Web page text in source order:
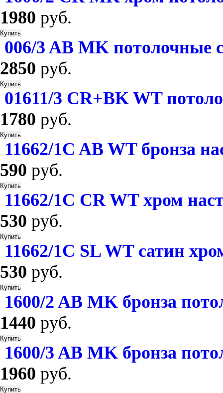
1980 руб.
006/3 AB MK потолочные
2850 руб.
01611/3 CR+BK WT
1780 руб.
11662/1C AB WT бронза
590 руб.
11662/1С CR WT хром
530 руб.
11662/1С SL WT сатин
530 руб.
1600/2 AB MK бронза
1440 руб.
1600/3 AB MK бронза
1960 руб.